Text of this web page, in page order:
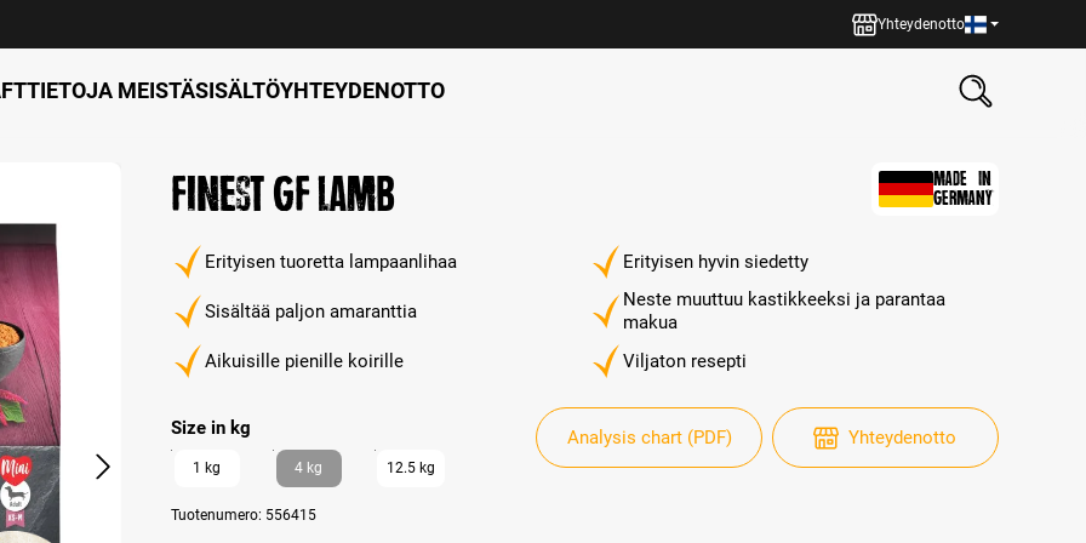
Yhteydenotto
TIETOJA MEISTÄSISÄLTÖYHTEYDENOTTO
Finest GF Lamb
MADE IN
GERMANY
Erityisen tuoretta lampaanlihaa Erityisen hyvin siedetty
Sisältää paljon amaranttia
Neste muuttuu kastikkeeksi ja parantaa
makua
Aikuisille pienille koirille
Viljaton resepti
Select
Size in kg
1 kg 4 kg 12.5 kg
Tuotenumero: 556415
Analysis chart (PDF) Yhteydenotto